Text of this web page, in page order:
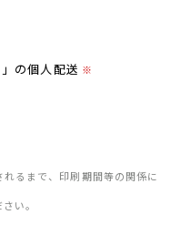
の個人配送 ※
るまで、印刷期間等の関係に
い。